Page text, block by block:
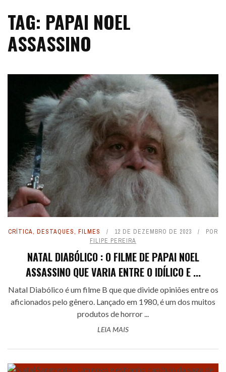
TAG: PAPAI NOEL
ASSASSINO
CRÍTICA, DESTAQUES, FILMES 12 DE DEZEMBRO DE 2023
POR
FILIPE PEREIRA
NATAL DIABÓLICO : O FILME DE PAPAI NOEL
ASSASSINO QUE VARIA ENTRE O IDÍLICO E ...
Natal Diabólico é um filme B que que divide opiniões entre os
aficionados pelo gênero. Lançado em 1980, é um dos muitos
produtos de horror ...
LEIA MAIS